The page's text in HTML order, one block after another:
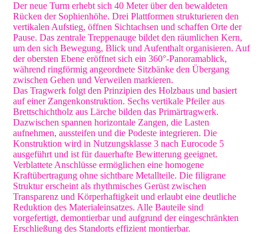
Der neue Turm erhebt sich 40 Meter über den bewaldeten
Rücken der Sophienhöhe. Drei Plattformen strukturieren den
vertikalen Aufstieg, öffnen Sichtachsen und schaffen Orte der
Pause. Das zentrale Treppenauge bildet den räumlichen Kern,
um den sich Bewegung, Blick und Aufenthalt organisieren. Auf
der obersten Ebene eröffnet sich ein 360°-Panoramablick,
während ringförmig angeordnete Sitzbänke den Übergang
zwischen Gehen und Verweilen markieren.
Das Tragwerk folgt den Prinzipien des Holzbaus und basiert
auf einer Zangenkonstruktion. Sechs vertikale Pfeiler aus
Brettschichtholz aus Lärche bilden das Primärtragwerk.
Dazwischen spannen horizontale Zangen, die Lasten
aufnehmen, aussteifen und die Podeste integrieren. Die
Konstruktion wird in Nutzungsklasse 3 nach Eurocode 5
ausgeführt und ist für dauerhafte Bewitterung geeignet.
Verblattete Anschlüsse ermöglichen eine homogene
Kraftübertragung ohne sichtbare Metallteile. Die filigrane
Struktur erscheint als rhythmisches Gerüst zwischen
Transparenz und Körperhaftigkeit und erlaubt eine deutliche
Reduktion des Materialeinsatzes. Alle Bauteile sind
vorgefertigt, demontierbar und aufgrund der eingeschränkten
Erschließung des Standorts effizient montierbar.